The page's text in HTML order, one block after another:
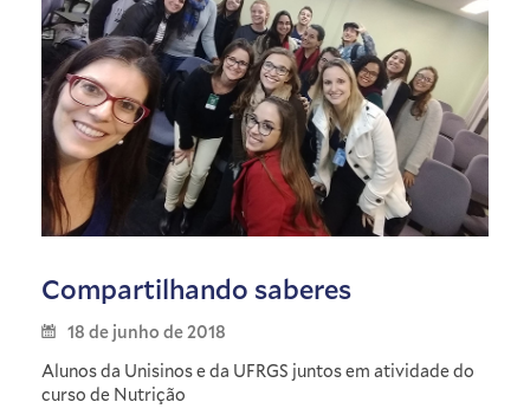
Compartilhando saberes
18 de junho de 2018
Alunos da Unisinos e da UFRGS juntos em atividade do
curso de Nutrição